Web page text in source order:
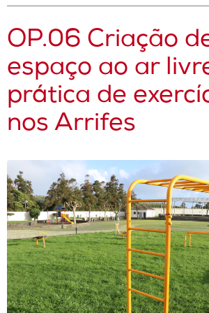
OP.06 Criação
espaço ao ar
prática de
nos Arrifes